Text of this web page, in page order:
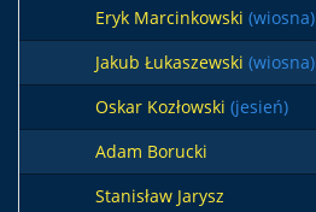
Eryk Marcinkowski (wiosna)
Jakub Łukaszewski (wiosna)
Oskar Kozłowski (jesień)
Adam Borucki
Stanisław Jarysz